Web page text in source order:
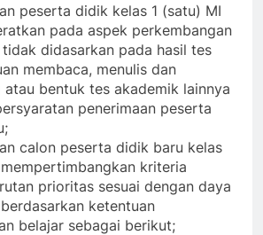
peserta didik kelas 1 (satu) MI
pada aspek perkembangan
didasarkan pada hasil tes
membaca, menulis dan
atau bentuk tes akademik lainnya
penerimaan peserta
calon peserta didik baru kelas
kriteria
prioritas sesuai dengan daya
ketentuan
belajar sebagai berikut;